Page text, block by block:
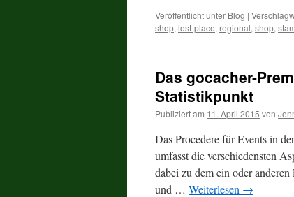
Veröffentlicht unter Blog |
shop, lost-place, regional, shop,
Das gocacher-
Statistikpunkt
Publiziert am 11. April 2015 von
Das Procedere für Events in
umfasst die verschiedensten
dabei zu dem ein oder
und … Weiterlesen →